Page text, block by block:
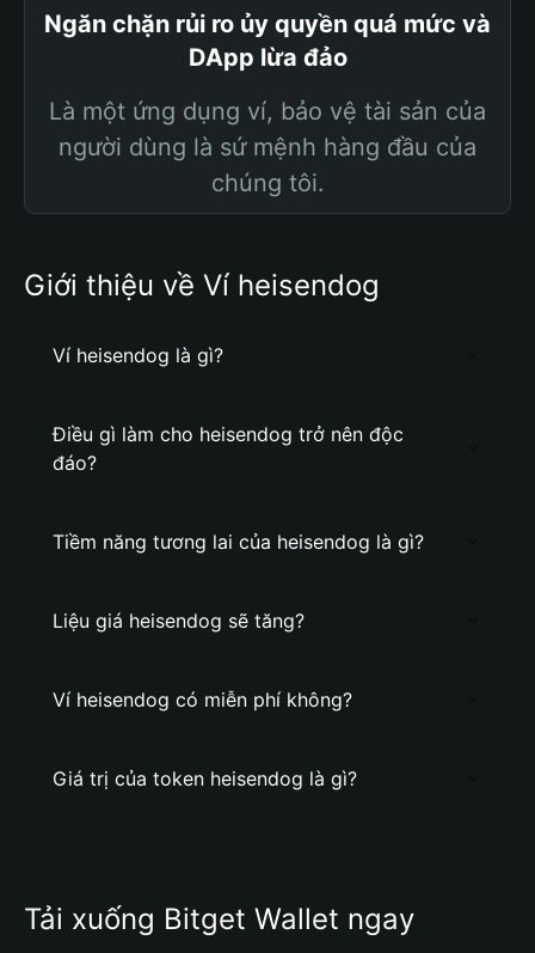
Ngăn chặn rủi ro ủy quyền quá mức và
DApp lừa đảo
Là một ứng dụng ví, bảo vệ tài sản của
người dùng là sứ mệnh hàng đầu của
chúng tôi.
Giới thiệu về Ví heisendog
Ví heisendog là gì?
Điều gì làm cho heisendog trở nên độc
đáo?
Tiềm năng tương lai của heisendog là gì?
Liệu giá heisendog sẽ tăng?
Ví heisendog có miễn phí không?
Giá trị của token heisendog là gì?
Tải xuống Bitget Wallet ngay